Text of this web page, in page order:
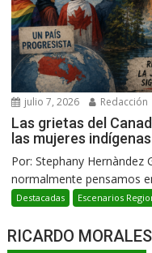
julio 7, 2026 Redacción
Las grietas del
las mujeres
Por: Stephany Hernàndez
normalmente pensamos
Destacadas Escenarios
RICARDO